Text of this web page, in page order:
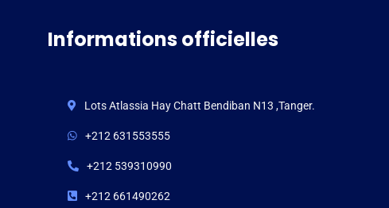
Informations officielles
Lots Atlassia Hay Chatt Bendiban N13 ,Tanger.
+212 631553555
+212 539310990
+212 661490262